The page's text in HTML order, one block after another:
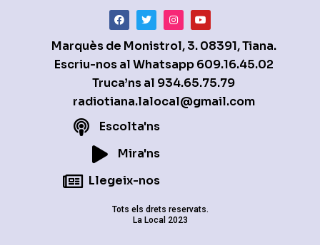
Marquès de Monistrol, 3. 08391, Tiana.
Escriu-nos al Whatsapp609.16.45.02
Truca’ns al 934.65.75.79
radiotiana.lalocal@gmail.com
Escolta'ns
Mira'ns
Llegeix-nos
Tots els drets reservats.
La Local 2023